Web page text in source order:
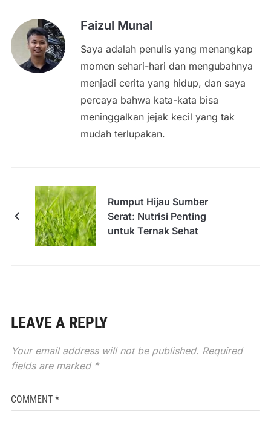
Faizul Munal
Saya adalah penulis yang menangkap
momen sehari-hari dan mengubahnya
menjadi cerita yang hidup, dan saya
percaya bahwa kata-kata bisa
meninggalkan jejak kecil yang tak
mudah terlupakan.
Rumput Hijau Sumber
Serat: Nutrisi Penting
untuk Ternak Sehat
LEAVE A REPLY
Your email address will not be published. Required
fields are marked *
COMMENT *